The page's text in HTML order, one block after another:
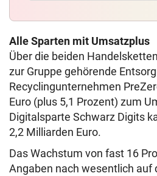
Alle Sparten mit Umsatzplus
Über die beiden
zur Gruppe gehörende
Recyclingunternehmen
Euro (plus 5,1 Prozent) zum
Digitalsparte Schwarz Digits
2,2 Milliarden Euro.
Das Wachstum von fast 16
Angaben nach wesentlich auf